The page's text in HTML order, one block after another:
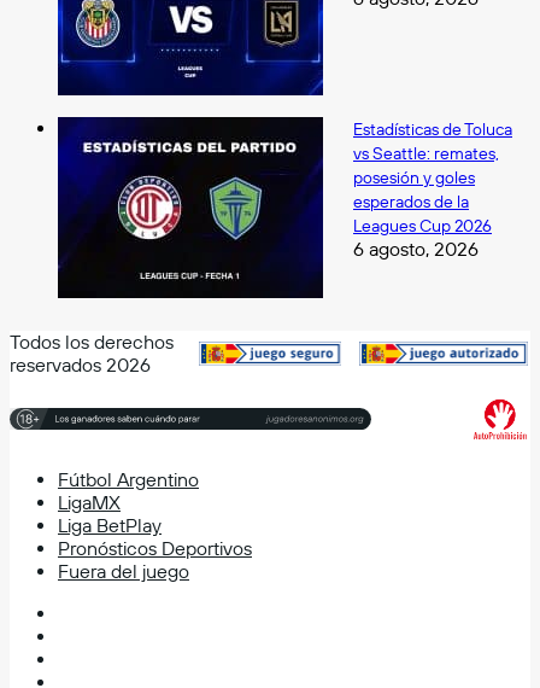
Estadísticas de Toluca
vs Seattle: remates,
posesión y goles
esperados de la
Leagues Cup 2026
6 agosto, 2026
Todos los derechos
reservados 2026
Fútbol Argentino
LigaMX
Liga BetPlay
Pronósticos Deportivos
Fuera del juego